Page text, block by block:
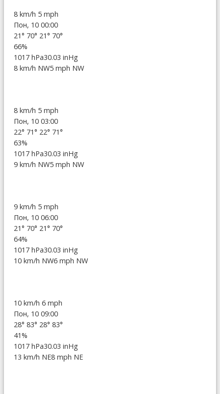
8 km/h 5 mph
Пон, 10 00:00
21° 70° 21° 70°
66%
1017 hPa30.03 inHg
8 km/h NW5 mph NW
8 km/h 5 mph
Пон, 10 03:00
22° 71° 22° 71°
63%
1017 hPa30.03 inHg
9 km/h NW5 mph NW
9 km/h 5 mph
Пон, 10 06:00
21° 70° 21° 70°
64%
1017 hPa30.03 inHg
10 km/h NW6 mph NW
10 km/h 6 mph
Пон, 10 09:00
28° 83° 28° 83°
41%
1017 hPa30.03 inHg
13 km/h NE8 mph NE